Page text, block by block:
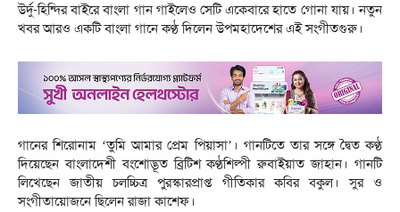
উর্দু-হিন্দির বাইরে বাংলা গান গাইলেও সেটি একেবারে হাতে গোনা যায়। নতুন
খবর আরও একটি বাংলা গানে কণ্ঠ দিলেন উপমহাদেশের এই সংগীতগুরু।
গানের শিরোনাম ‌‌‘তুমি আমার প্রেম পিয়াসা’। গানটিতে তার সঙ্গে দ্বৈত কণ্ঠ
দিয়েছেন বাংলাদেশী বংশোদ্ভূত ব্রিটিশ কণ্ঠশিল্পী রুবাইয়াত জাহান। গানটি
লিখেছেন জাতীয় চলচ্চিত্র পুরস্কারপ্রাপ্ত গীতিকার কবির বকুল। সুর ও
সংগীতায়োজনে ছিলেন রাজা কাশেফ।